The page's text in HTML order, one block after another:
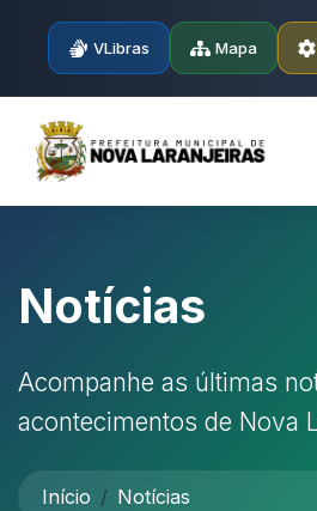
VLibras Mapa
Notícias
Acompanhe as últimas
acontecimentos de Nova
Início Notícias